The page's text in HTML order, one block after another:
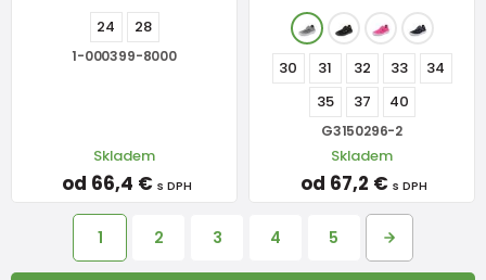
24
28
1-000399-8000
Skladem
od 66,4 € s DPH
30 31 32 33
34
35
37 40
G3150296-2
Skladem
od 67,2 € s DPH
1 2 3 4 5